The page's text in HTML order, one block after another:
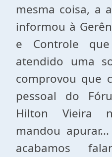
mesma coisa, a
informou à
e Controle
atendido uma
comprovou que
pessoal do
Hilton Vieira
mandou
acabamos